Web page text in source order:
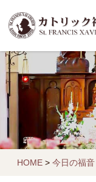
HOME > 今日の福音